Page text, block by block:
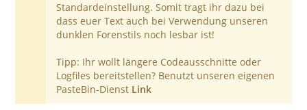
Standardeinstellung. Somit tragt ihr dazu bei
dass euer Text auch bei Verwendung unseren
dunklen Forenstils noch lesbar ist!
Tipp: Ihr wollt längere Codeausschnitte oder
Logfiles bereitstellen? Benutzt unseren eigenen
PasteBin-Dienst Link